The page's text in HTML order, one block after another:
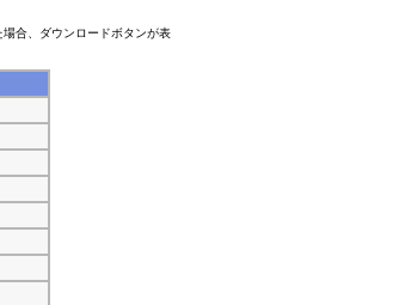
合、ダウンロードボタンが表